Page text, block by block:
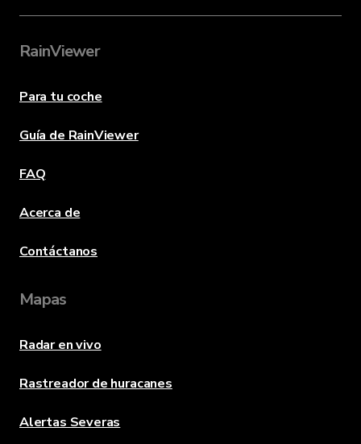
RainViewer
Para tu coche
Guía de RainViewer
FAQ
Acerca de
Contáctanos
Mapas
Radar en vivo
Rastreador de huracanes
Alertas Severas